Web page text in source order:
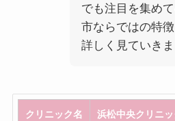
でも注目を集め
市ならではの特徴
詳しく見ていきま
クリニック名 浜松中央クリニッ